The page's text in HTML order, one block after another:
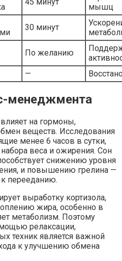
мышц
30 минут
По желанию
—
менеджмента
на гормоны,
веществ. Исследования
менее 6 часов в сутки,
веса и ожирения. Сон
снижению уровня
и повышению грелина —
к перееданию.
выработку кортизола,
жира, особенно в
метаболизм. Поэтому
релаксации,
техник является важной
к улучшению обмена